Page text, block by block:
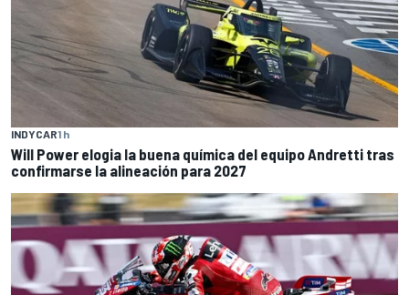
INDYCAR1 h
Will Power elogia la buena química del equipo Andretti tras
confirmarse la alineación para 2027